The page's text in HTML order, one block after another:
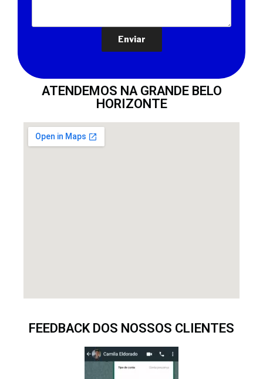
ATENDEMOS NA GRANDE BELO
HORIZONTE
FEEDBACK DOS NOSSOS CLIENTES